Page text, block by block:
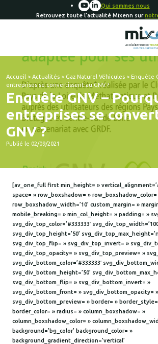
Qui sommes nous
Retrouvez toute l'actualité Mixenn sur
Accueil > Actualités > Gaz Naturel Véhicules > Enquête
entreprises se convertissent au GNV ?
Enquête GNV –
entreprises se
GNV ?
Publié le 02/09/2021
[av_one_full first min_height= »
space= » row_boxshadow= » row_boxshadow_color=
row_boxshadow_width=’10’ custom_margin= »
mobile_breaking= » min_col_height= » padding= »
svg_div_top_color=’#333333′
svg_div_top_height=’50’
svg_div_top_flip= » svg_div_top_invert= »
svg_div_top_opacity= » svg_div_top_preview= »
svg_div_bottom_color=’#333333′
svg_div_bottom_height=’50’
svg_div_bottom_flip= » svg_div_bottom_invert= »
svg_div_bottom_front= » svg_div_bottom_opacity= »
svg_div_bottom_preview= » border= »
border_color= » radius= » column_boxshadow= »
column_boxshadow_color= »
background=’bg_color’ background_color= »
background_gradient_direction=’vertical’